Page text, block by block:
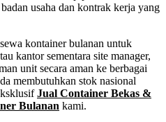
usaha dan kontrak kerja yang
kontainer bulanan untuk
kantor sementara site manager,
unit secara aman ke berbagai
membutuhkan stok nasional
Jual Container Bekas &
Bulanan kami.